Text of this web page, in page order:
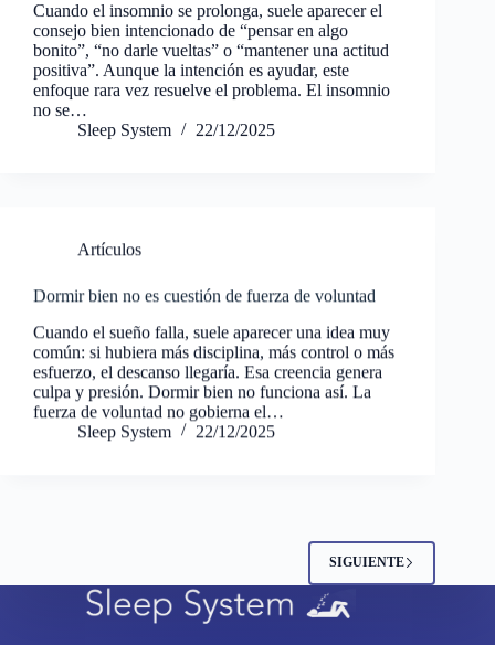
Cuando el insomnio se prolonga, suele aparecer el
consejo bien intencionado de “pensar en algo
bonito”, “no darle vueltas” o “mantener una actitud
positiva”. Aunque la intención es ayudar, este
enfoque rara vez resuelve el problema. El insomnio
no se…
Sleep System
22/12/2025
Artículos
Dormir bien no es cuestión de fuerza de voluntad
Cuando el sueño falla, suele aparecer una idea muy
común: si hubiera más disciplina, más control o más
esfuerzo, el descanso llegaría. Esa creencia genera
culpa y presión. Dormir bien no funciona así. La
fuerza de voluntad no gobierna el…
Sleep System
22/12/2025
SIGUIENTE